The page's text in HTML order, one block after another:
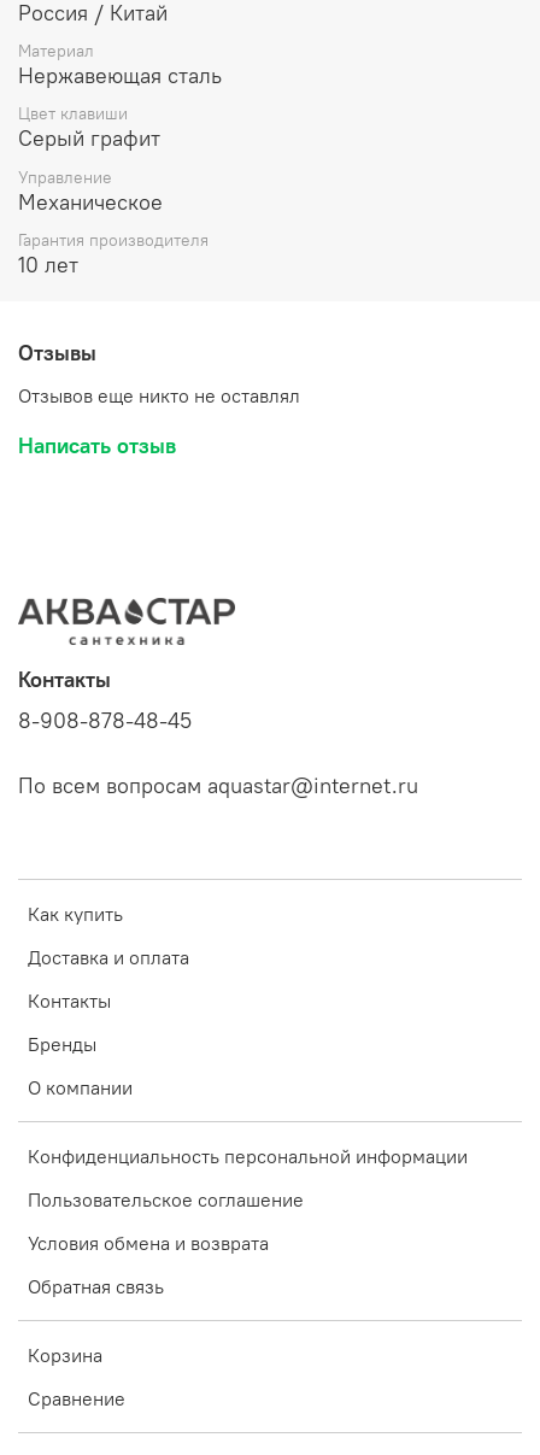
Россия / Китай
Материал
Нержавеющая сталь
Цвет клавиши
Серый графит
Управление
Механическое
Гарантия производителя
10 лет
Отзывы
Отзывов еще никто не оставлял
Написать отзыв
Как купить
Доставка и оплата
Контакты
Бренды
О компании
Конфиденциальность персональной информации
Пользовательское соглашение
Условия обмена и возврата
Обратная связь
Корзина
Сравнение
Контакты
8-908-878-48-45
По всем вопросам aquastar@internet.ru